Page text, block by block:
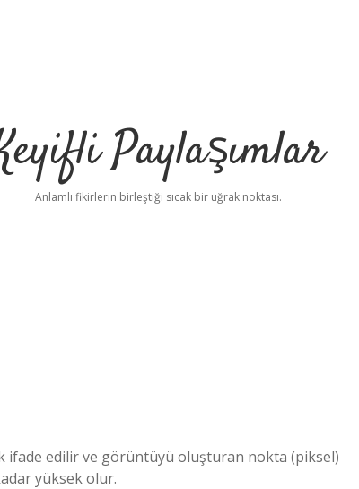
Paylaşımlar
Anlamlı fikirlerin birleştiği sıcak bir uğrak noktası.
ifade edilir ve görüntüyü oluşturan nokta (piksel)
yüksek olur.